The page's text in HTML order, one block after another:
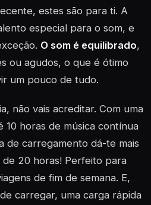
estes são para ti. A
especial para o som, e
O som é equilibrado,
ou agudos, o que é ótimo
um pouco de tudo.
não vais acreditar. Com uma
horas de música contínua
de carregamento dá-te mais
de 20 horas! Perfeito para
de fim de semana. E,
carregar, uma carga rápida